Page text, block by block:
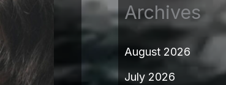
Archives
August 2026
July 2026